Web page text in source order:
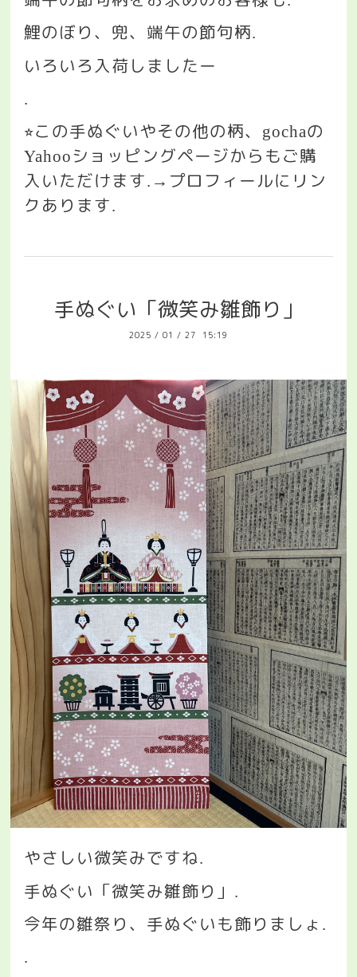
鯉のぼり、兜、端午の節句柄.
いろいろ入荷しましたー
.
⭐︎この手ぬぐいやその他の柄、 gochaの
Yahoo ショッピングページからもご購
入いただけます.→ プロフィールにリン
クあります.
手ぬぐい「微笑み雛飾り」
2025 / 01 / 27 15:19
やさしい微笑みですね.
手ぬぐい「微笑み雛飾り」 .
今年の雛祭り、手ぬぐいも飾りましょ .
.